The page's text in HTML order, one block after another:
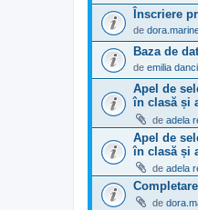
Înscriere
de
Baza de
de emilia
Apel de
în clasă și
de adela
Apel de
în clasă și
de adela
de